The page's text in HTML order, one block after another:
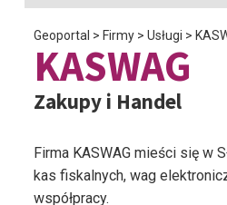
Geoportal > Firmy > Usługi >
KASWAG
Zakupy i Handel
Firma KASWAG mieści się w
kas fiskalnych, wag
współpracy.